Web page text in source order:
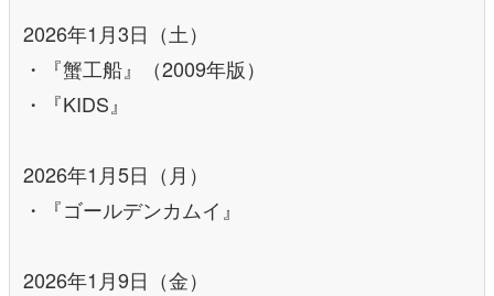
2026年1月3日（土）
・『蟹工船』（2009年版）
・『KIDS』
2026年1月5日（月）
・『ゴールデンカムイ』
2026年1月9日（金）